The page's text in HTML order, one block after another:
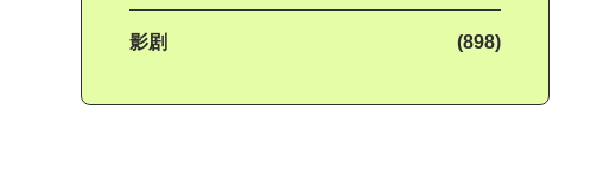
影剧 (898)